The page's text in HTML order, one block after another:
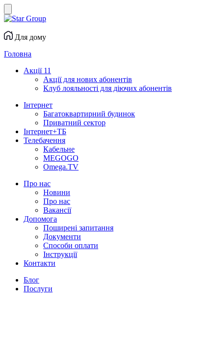
Для дому
Головна
Акції 11
Акції для нових абонентів
Клуб лояльності для діючих абонентів
Інтернет
Багатоквартирний будинок
Приватний сектор
Інтернет+ТБ
Телебачення
Кабельне
MEGOGO
Omega.TV
Про нас
Новини
Про нас
Вакансії
Допомога
Поширені запитання
Документи
Способи оплати
Інструкції
Контакти
Блог
Послуги